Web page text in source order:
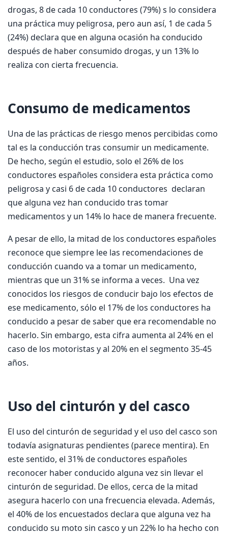
drogas, 8 de cada 10 conductores (79%) s lo considera
una práctica muy peligrosa, pero aun así, 1 de cada 5
(24%) declara que en alguna ocasión ha conducido
después de haber consumido drogas, y un 13% lo
realiza con cierta frecuencia.
Consumo de medicamentos
Una de las prácticas de riesgo menos percibidas como
tal es la conducción tras consumir un medicamente.
De hecho, según el estudio, solo el 26% de los
conductores españoles considera esta práctica como
peligrosa y casi 6 de cada 10 conductores declaran
que alguna vez han conducido tras tomar
medicamentos y un 14% lo hace de manera frecuente.
A pesar de ello, la mitad de los conductores españoles
reconoce que siempre lee las recomendaciones de
conducción cuando va a tomar un medicamento,
mientras que un 31% se informa a veces. Una vez
conocidos los riesgos de conducir bajo los efectos de
ese medicamento, sólo el 17% de los conductores ha
conducido a pesar de saber que era recomendable no
hacerlo. Sin embargo, esta cifra aumenta al 24% en el
caso de los motoristas y al 20% en el segmento 35-45
años.
Uso del cinturón y del casco
El uso del cinturón de seguridad y el uso del casco son
todavía asignaturas pendientes (parece mentira). En
este sentido, el 31% de conductores españoles
reconocer haber conducido alguna vez sin llevar el
cinturón de seguridad. De ellos, cerca de la mitad
asegura hacerlo con una frecuencia elevada. Además,
el 40% de los encuestados declara que alguna vez ha
conducido su moto sin casco y un 22% lo ha hecho con